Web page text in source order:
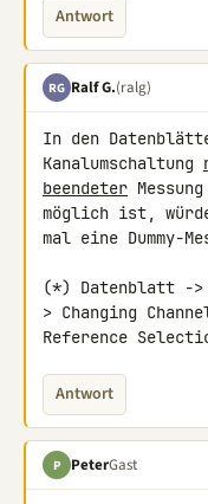
Antwort
RG Ralf G.(ralg)
In den
Kanalumschaltung
beendeter
möglich ist,
mal eine Dummy-
(*) Datenblatt -
> Changing
Reference
Antwort
P PeterGast